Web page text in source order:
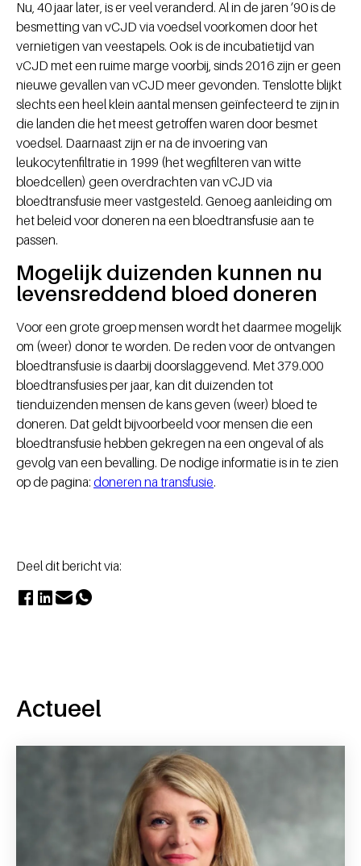
Nu, 40 jaar later, is er veel veranderd. Al in de jaren ’90 is de
besmetting van vCJD via voedsel voorkomen door het
vernietigen van veestapels. Ook is de incubatietijd van
vCJD met een ruime marge voorbij, sinds 2016 zijn er geen
nieuwe gevallen van vCJD meer gevonden. Tenslotte blijkt
slechts een heel klein aantal mensen geïnfecteerd te zijn in
die landen die het meest getroffen waren door besmet
voedsel. Daarnaast zijn er na de invoering van
leukocytenfiltratie in 1999 (het wegfilteren van witte
bloedcellen) geen overdrachten van vCJD via
bloedtransfusie meer vastgesteld. Genoeg aanleiding om
het beleid voor doneren na een bloedtransfusie aan te
passen.
Mogelijk duizenden kunnen nu
levensreddend bloed doneren
Voor een grote groep mensen wordt het daarmee mogelijk
om (weer) donor te worden. De reden voor de ontvangen
bloedtransfusie is daarbij doorslaggevend. Met 379.000
bloedtransfusies per jaar, kan dit duizenden tot
tienduizenden mensen de kans geven (weer) bloed te
doneren. Dat geldt bijvoorbeeld voor mensen die een
bloedtransfusie hebben gekregen na een ongeval of als
gevolg van een bevalling. De nodige informatie is in te zien
op de pagina: doneren na transfusie.
Deel dit bericht via:
Actueel